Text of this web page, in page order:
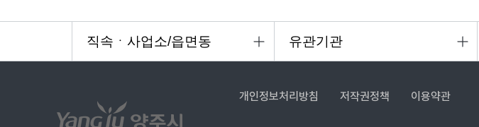
개인정보처리방침 저작권정책 이용약관